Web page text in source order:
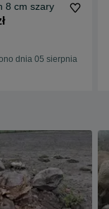
8 cm szary
dnia 05 sierpnia